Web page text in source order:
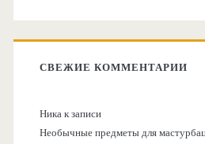
СВЕЖИЕ КОММЕНТАРИИ
Никак записи
Необычные предметы для